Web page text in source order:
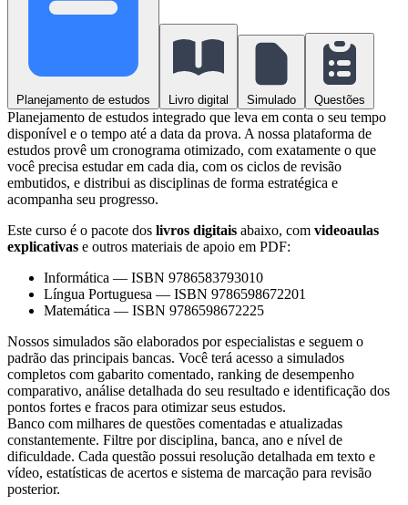
Planejamento de estudos Livro digital Simulado Questões
Planejamento de estudos integrado que leva em conta o seu tempo
disponível e o tempo até a data da prova. A nossa plataforma de
estudos provê um cronograma otimizado, com exatamente o que
você precisa estudar em cada dia, com os ciclos de revisão
embutidos, e distribui as disciplinas de forma estratégica e
acompanha seu progresso.
Este curso é o pacote dos livros digitais abaixo, com videoaulas
explicativas e outros materiais de apoio em PDF:
Informática — ISBN 9786583793010
Língua Portuguesa — ISBN 9786598672201
Matemática — ISBN 9786598672225
Nossos simulados são elaborados por especialistas e seguem o
padrão das principais bancas. Você terá acesso a simulados
completos com gabarito comentado, ranking de desempenho
comparativo, análise detalhada do seu resultado e identificação dos
pontos fortes e fracos para otimizar seus estudos.
Banco com milhares de questões comentadas e atualizadas
constantemente. Filtre por disciplina, banca, ano e nível de
dificuldade. Cada questão possui resolução detalhada em texto e
vídeo, estatísticas de acertos e sistema de marcação para revisão
posterior.